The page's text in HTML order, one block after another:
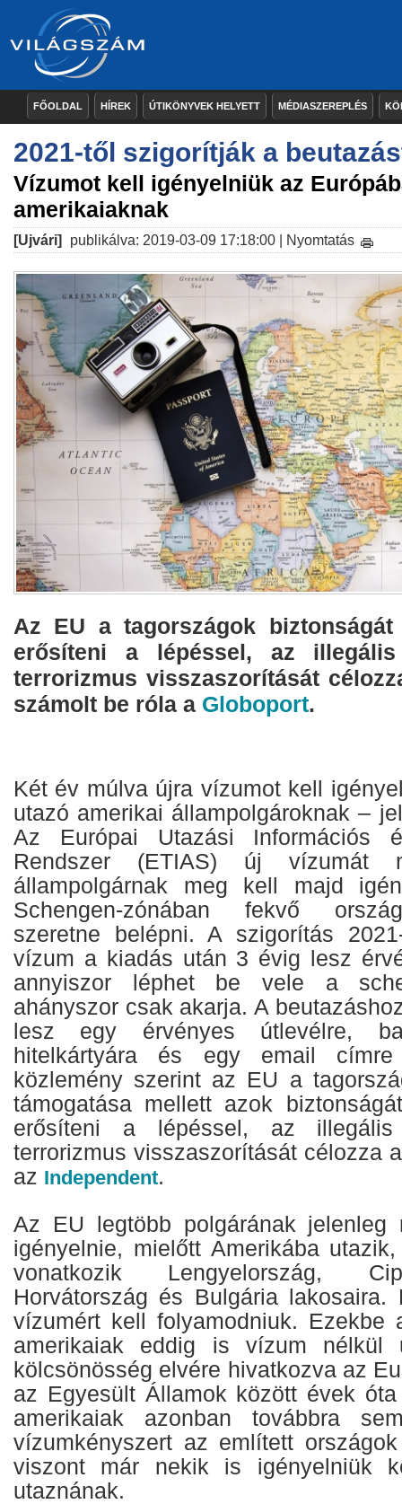
FŐOLDAL HÍREK ÚTIKÖNYVEK HELYETT MÉDIASZEREPLÉS
2021-től szigorítják a
Vízumot kell igényelniük az
amerikaiaknak
[Ujvári] publikálva: 2019-03-09 17:18:00 | Nyomtatás
Az EU a tagországok
erősíteni a lépéssel, az
terrorizmus visszaszorítását
számolt be róla a Globoport.
Két év múlva újra vízumot kell
utazó amerikai állampolgároknak –
Az Európai Utazási Információs
Rendszer (ETIAS) új vízumát
állampolgárnak meg kell majd
Schengen-zónában fekvő
szeretne belépni. A szigorítás
vízum a kiadás után 3 évig lesz
annyiszor léphet be vele a
ahányszor csak akarja. A
lesz egy érvényes útlevélre,
hitelkártyára és egy email
közlemény szerint az EU a
támogatása mellett azok
erősíteni a lépéssel, az
terrorizmus visszaszorítását célozza
az Independent.
Az EU legtöbb polgárának jelenleg
igényelnie, mielőtt Amerikába
vonatkozik Lengyelország,
Horvátország és Bulgária lakosaira.
vízumért kell folyamodniuk. Ezekbe
amerikaiak eddig is vízum nélkül
kölcsönösség elvére hivatkozva az
az Egyesült Államok között évek
amerikaiak azonban továbbra
vízumkényszert az említett
viszont már nekik is igényelniük
utaznának.